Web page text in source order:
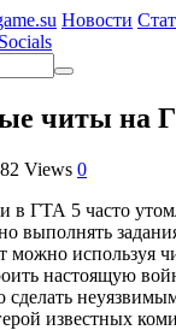
Новости
Socials
читы на
Views 0
в ГТА 5 часто
выполнять
можно используя
настоящую
известных